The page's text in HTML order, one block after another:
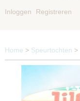
Inloggen Registreren
Home > Speurtochten >